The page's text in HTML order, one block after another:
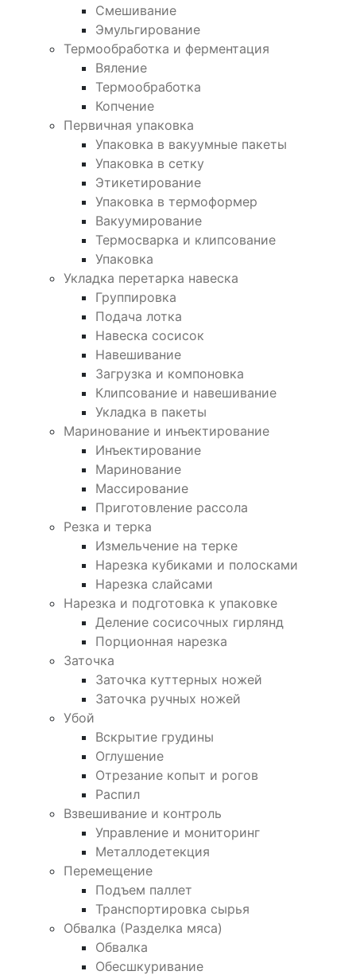
Смешивание
Эмульгирование
Термообработка и ферментация
Вяление
Термообработка
Копчение
Первичная упаковка
Упаковка в вакуумные пакеты
Упаковка в сетку
Этикетирование
Упаковка в термоформер
Вакуумирование
Термосварка и клипсование
Упаковка
Укладка перетарка навеска
Группировка
Подача лотка
Навеска сосисок
Навешивание
Загрузка и компоновка
Клипсование и навешивание
Укладка в пакеты
Маринование и инъектирование
Инъектирование
Маринование
Массирование
Приготовление рассола
Резка и терка
Измельчение на терке
Нарезка кубиками и полосками
Нарезка слайсами
Нарезка и подготовка к упаковке
Деление сосисочных гирлянд
Порционная нарезка
Заточка
Заточка куттерных ножей
Заточка ручных ножей
Убой
Вскрытие грудины
Оглушение
Отрезание копыт и рогов
Распил
Взвешивание и контроль
Управление и мониторинг
Металлодетекция
Перемещение
Подъем паллет
Транспортировка сырья
Обвалка (Разделка мяса)
Обвалка
Обесшкуривание